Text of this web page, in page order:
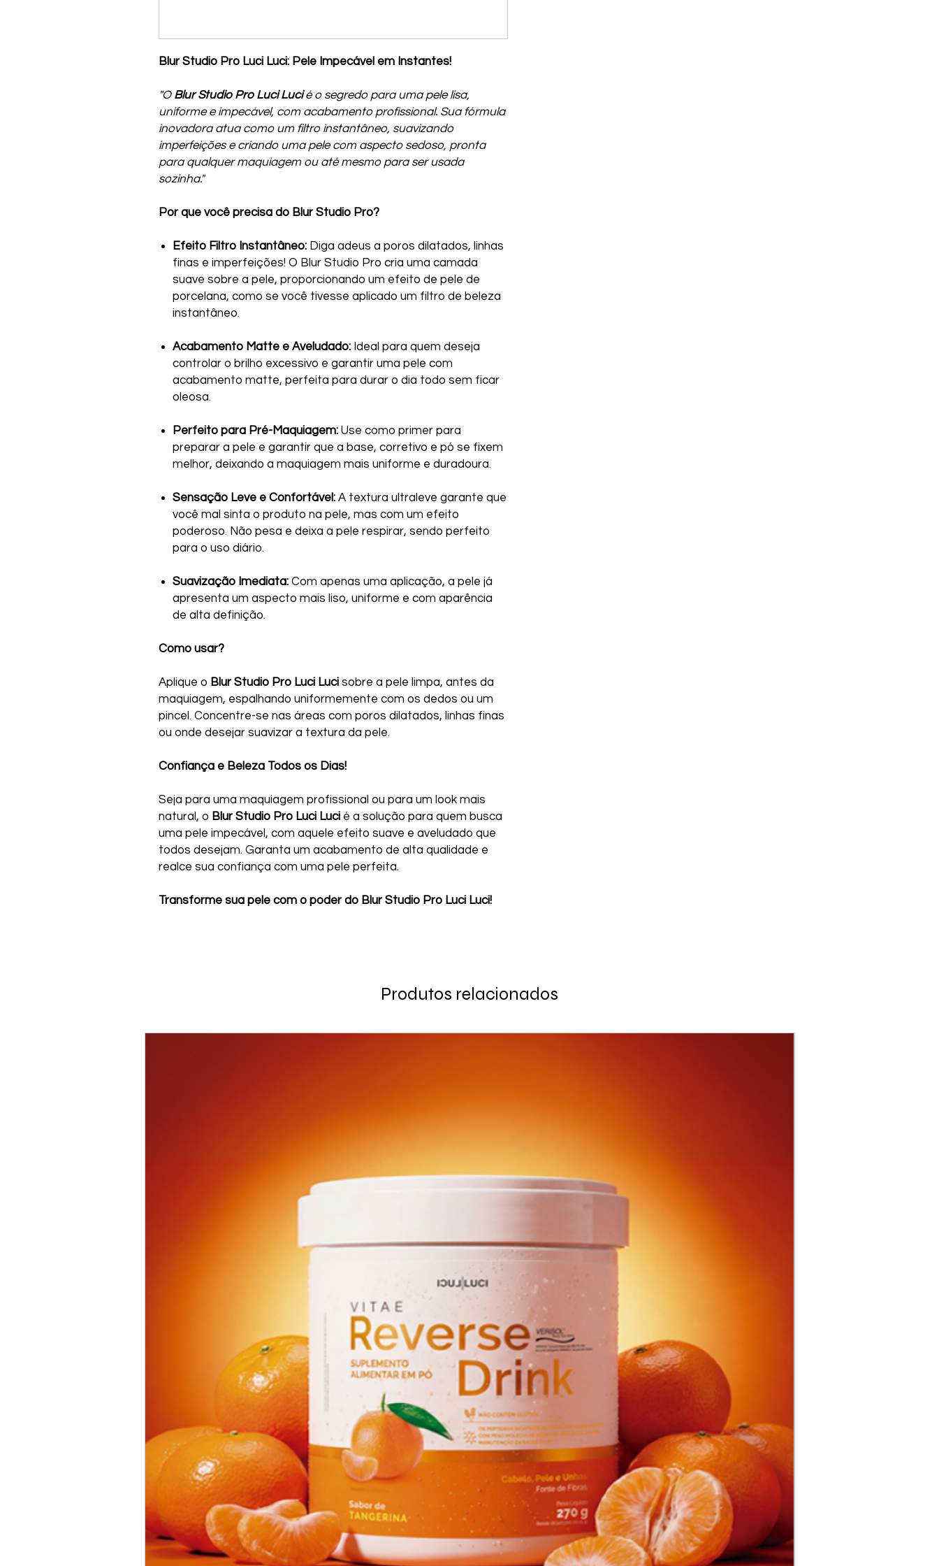
Blur Studio Pro Luci Luci: Pele Impecável em Instantes!
"O Blur Studio Pro Luci Lucié o segredo para uma pele lisa,
uniforme e impecável, com acabamento profissional. Sua fórmula
inovadora atua como um filtro instantâneo, suavizando
imperfeições e criando uma pele com aspecto sedoso, pronta
para qualquer maquiagem ou até mesmo para ser usada
sozinha."
Por que você precisa do Blur Studio Pro?
Efeito Filtro Instantâneo: Diga adeus a poros dilatados, linhas
finas e imperfeições! O Blur Studio Pro cria uma camada
suave sobre a pele, proporcionando um efeito de pele de
porcelana, como se você tivesse aplicado um filtro de beleza
instantâneo.
Acabamento Matte e Aveludado: Ideal para quem deseja
controlar o brilho excessivo e garantir uma pele com
acabamento matte, perfeita para durar o dia todo sem ficar
oleosa.
Perfeito para Pré-Maquiagem: Use como primer para
preparar a pele e garantir que a base, corretivo e pó se fixem
melhor, deixando a maquiagem mais uniforme e duradoura.
Sensação Leve e Confortável: A textura ultraleve garante que
você mal sinta o produto na pele, mas com um efeito
poderoso. Não pesa e deixa a pele respirar, sendo perfeito
para o uso diário.
Suavização Imediata: Com apenas uma aplicação, a pele já
apresenta um aspecto mais liso, uniforme e com aparência
de alta definição.
Como usar?
Aplique o Blur Studio Pro Luci Luci sobre a pele limpa, antes da
maquiagem, espalhando uniformemente com os dedos ou um
pincel. Concentre-se nas áreas com poros dilatados, linhas finas
ou onde desejar suavizar a textura da pele.
Confiança e Beleza Todos os Dias!
Seja para uma maquiagem profissional ou para um look mais
natural, o Blur Studio Pro Luci Luci é a solução para quem busca
uma pele impecável, com aquele efeito suave e aveludado que
todos desejam. Garanta um acabamento de alta qualidade e
realce sua confiança com uma pele perfeita.
Transforme sua pele com o poder do Blur Studio Pro Luci Luci!
Produtos relacionados